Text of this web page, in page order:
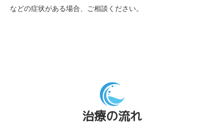
などの症状がある場合、ご相談ください。
治療の流れ